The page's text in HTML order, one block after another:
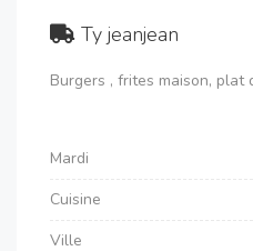
Ty jeanjean
Burgers , frites maison, plat
Mardi
Cuisine
Ville